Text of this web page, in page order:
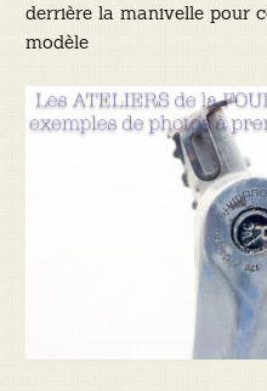
derrière la manivelle pour
modèle